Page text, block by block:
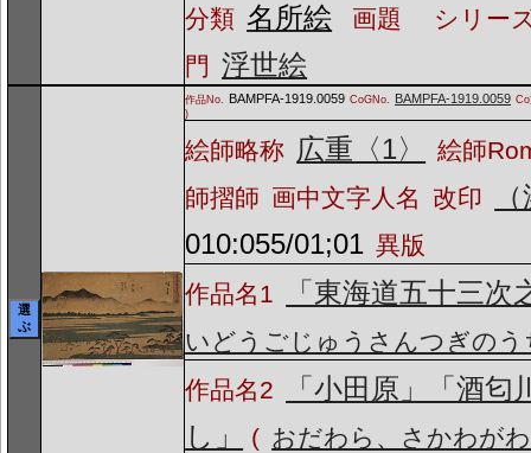
分類 名所絵 画題
シリー
門 浮世絵
選
ぶ
作品No. BAMPFA-1919.0059 CoGNo. BAMPFA-1919.0059
)
絵師略称 広重〈1〉
絵師
師摺師 画中文字人名 改印
010:055/01;01 異版
作品名1
「東海道五十三次
いどうごじゅうさんつぎのう
作品名2
「小田原」「酒
し」
( おだわら、さかわが